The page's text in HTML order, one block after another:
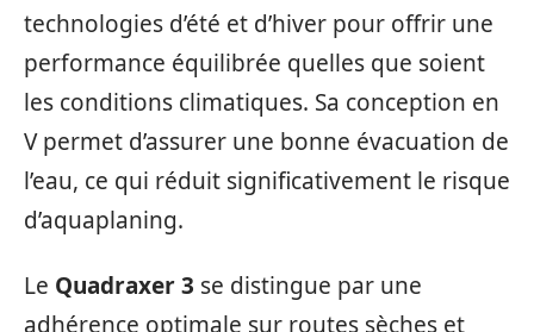
technologies d’été et d’hiver pour offrir une
performance équilibrée quelles que soient
les conditions climatiques. Sa conception en
V permet d’assurer une bonne évacuation de
l’eau, ce qui réduit significativement le risque
d’aquaplaning.
Le Quadraxer 3 se distingue par une
adhérence optimale sur routes sèches et